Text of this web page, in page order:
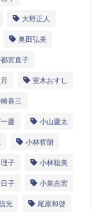
大野正人
奥田弘美
宮直子
室木おすし
喜三
慶 小山慶太
小林哲朗
子 小林聡美
子 小泉吉宏
光 尾原和啓